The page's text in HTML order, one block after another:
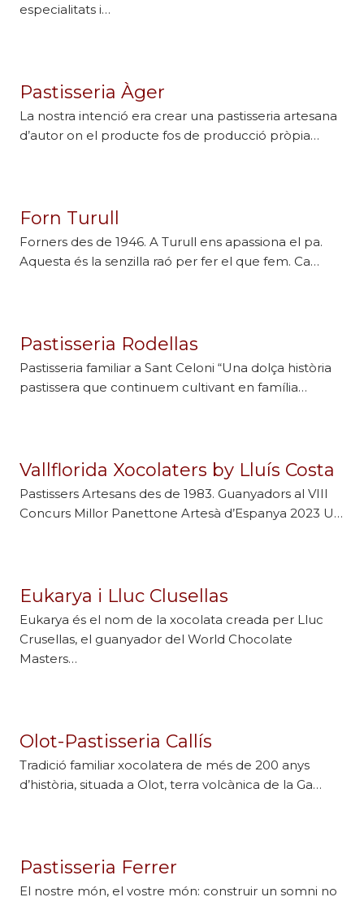
especialitats i…
Pastisseria Àger
La nostra intenció era crear una pastisseria artesana
d’autor on el producte fos de producció pròpia…
Forn Turull
Forners des de 1946. A Turull ens apassiona el pa.
Aquesta és la senzilla raó per fer el que fem. Ca…
Pastisseria Rodellas
Pastisseria familiar a Sant Celoni “Una dolça història
pastissera que continuem cultivant en família…
Vallflorida Xocolaters by Lluís Costa
Pastissers Artesans des de 1983. Guanyadors al VIII
Concurs Millor Panettone Artesà d’Espanya 2023 U…
Eukarya i Lluc Clusellas
Eukarya és el nom de la xocolata creada per Lluc
Crusellas, el guanyador del World Chocolate
Masters…
Olot-Pastisseria Callís
Tradició familiar xocolatera de més de 200 anys
d’història, situada a Olot, terra volcànica de la Ga…
Pastisseria Ferrer
El nostre món, el vostre món: construir un somni no